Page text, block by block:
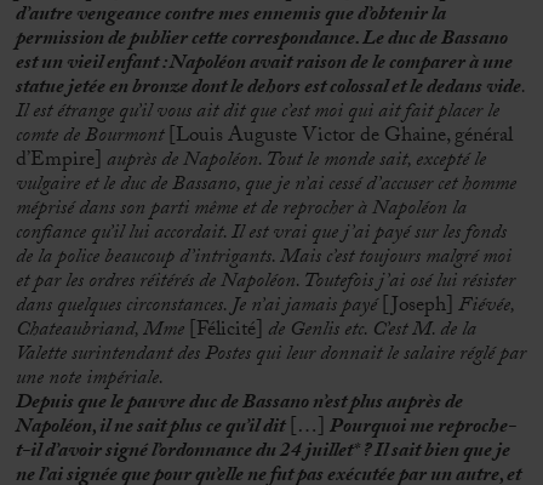
d’autre vengeance contre mes ennemis que d’obtenir la
permission de publier cette correspondance. Le duc de Bassano
est un vieil enfant : Napoléon avait raison de le comparer à une
statue jetée en bronze dont le dehors est colossal et le dedans vide.
Il est étrange qu’il vous ait dit que c’est moi qui ait fait placer le
comte de Bourmont[Louis Auguste Victor de Ghaine, général
d’Empire] auprès de Napoléon. Tout le monde sait, excepté le
vulgaire et le duc de Bassano, que je n’ai cessé d’accuser cet homme
méprisé dans son parti même et de reprocher à Napoléon la
confiance qu’il lui accordait. Il est vrai que j’ai payé sur les fonds
de la police beaucoup d’intrigants. Mais c’est toujours malgré moi
et par les ordres réitérés de Napoléon. Toutefois j’ai osé lui résister
dans quelques circonstances. Je n’ai jamais payé[Joseph]Fiévée,
Chateaubriand, Mme [Félicité] de Genlis etc. C’est M. de la
Valette surintendant des Postes qui leur donnait le salaire réglé par
une note impériale.
Depuis que le pauvre duc de Bassano n’est plus auprès de
Napoléon, il ne sait plus ce qu’il dit[…]Pourquoi me reproche-
t-il d’avoir signé l’ordonnance du 24 juillet*? Il sait bien que je
ne l’ai signée que pour qu’elle ne fut pas exécutée par un autre, et